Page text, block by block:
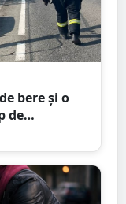
bere și o
de